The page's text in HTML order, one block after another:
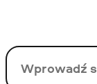
Twój email